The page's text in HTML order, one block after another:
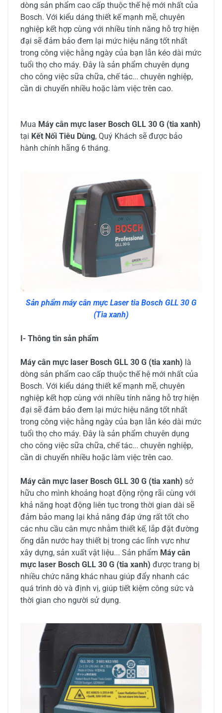
dòng sản phẩm cao cấp thuộc thế hệ mới nhất của
Bosch. Với kiểu dáng thiết kế mạnh mẽ, chuyên
nghiệp kết hợp cùng với nhiều tính năng hỗ trợ hiện
đại sẽ đảm bảo đem lại mức hiệu năng tốt nhất
trong công việc hằng ngày của bạn lẫn kéo dài mức
tuổi thọ cho máy. Đây là sản phẩm chuyên dụng
cho công việc sữa chữa, chế tác... chuyên nghiệp,
cần di chuyển nhiều hoặc làm việc trên cao.
Mua Máy cân mực laser Bosch GLL 30 G (tia xanh)
tại Kết Nối Tiêu Dùng, Quý Khách sẽ được bảo
hành chính hãng 6 tháng.
Sản phẩm máy cân mực Laser tia Bosch GLL 30 G
(Tia xanh)
I- Thông tin sản phẩm
Máy cân mực laser Bosch GLL 30 G (tia xanh) là
dòng sản phẩm cao cấp thuộc thế hệ mới nhất của
Bosch. Với kiểu dáng thiết kế mạnh mẽ, chuyên
nghiệp kết hợp cùng với nhiều tính năng hỗ trợ hiện
đại sẽ đảm bảo đem lại mức hiệu năng tốt nhất
trong công việc hằng ngày của bạn lẫn kéo dài mức
tuổi thọ cho máy. Đây là sản phẩm chuyên dụng
cho công việc sữa chữa, chế tác... chuyên nghiệp,
cần di chuyển nhiều hoặc làm việc trên cao.
Máy cân mực laser Bosch GLL 30 G (tia xanh) sở
hữu cho mình khoảng hoạt động rộng rãi cùng với
khả năng hoạt động liên tục trong thời gian dài sẽ
đảm bảo mang lại khả năng đáp ứng rất tốt cho
các nhu cầu cân mực nhằm thiết kế, lắp đặt đường
ống dẫn nước hay thiết bị trong các lĩnh vực như
xây dựng, sản xuất vật liệu... Sản phẩm Máy cân
mực laser Bosch GLL 30 G (tia xanh) được trang bị
nhiều chức năng khác nhau giúp đẩy nhanh các
quá trình dò và định vị, giúp tiết kiệm công sức và
thời gian cho người sử dụng.